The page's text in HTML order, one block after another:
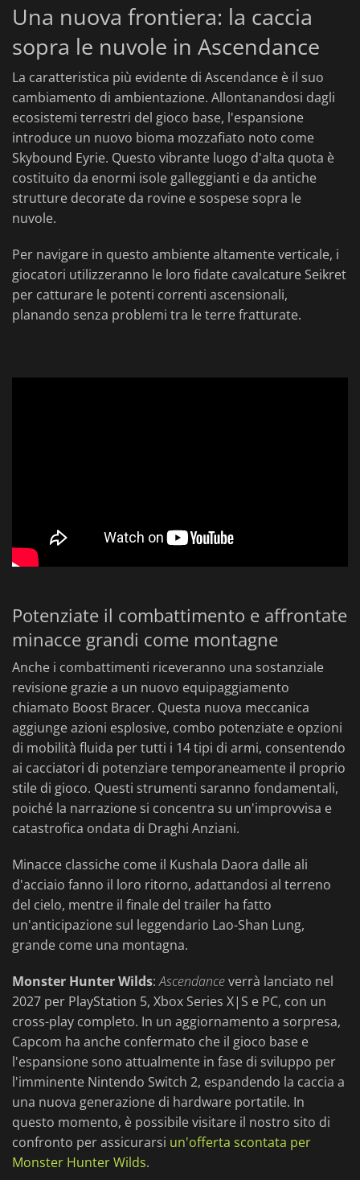
Una nuova frontiera: la caccia
sopra le nuvole in Ascendance
La caratteristica più evidente di Ascendance è il suo
cambiamento di ambientazione. Allontanandosi dagli
ecosistemi terrestri del gioco base, l'espansione
introduce un nuovo bioma mozzafiato noto come
Skybound Eyrie. Questo vibrante luogo d'alta quota è
costituito da enormi isole galleggianti e da antiche
strutture decorate da rovine e sospese sopra le
nuvole.
Per navigare in questo ambiente altamente verticale, i
giocatori utilizzeranno le loro fidate cavalcature Seikret
per catturare le potenti correnti ascensionali,
planando senza problemi tra le terre fratturate.
Potenziate il combattimento e affrontate
minacce grandi come montagne
Anche i combattimenti riceveranno una sostanziale
revisione grazie a un nuovo equipaggiamento
chiamato Boost Bracer. Questa nuova meccanica
aggiunge azioni esplosive, combo potenziate e opzioni
di mobilità fluida per tutti i 14 tipi di armi, consentendo
ai cacciatori di potenziare temporaneamente il proprio
stile di gioco. Questi strumenti saranno fondamentali,
poiché la narrazione si concentra su un'improvvisa e
catastrofica ondata di Draghi Anziani.
Minacce classiche come il Kushala Daora dalle ali
d'acciaio fanno il loro ritorno, adattandosi al terreno
del cielo, mentre il finale del trailer ha fatto
un'anticipazione sul leggendario Lao-Shan Lung,
grande come una montagna.
Monster Hunter Wilds:Ascendanceverrà lanciato nel
2027 per PlayStation 5, Xbox Series X|S e PC, con un
cross-play completo. In un aggiornamento a sorpresa,
Capcom ha anche confermato che il gioco base e
l'espansione sono attualmente in fase di sviluppo per
l'imminente Nintendo Switch 2, espandendo la caccia a
una nuova generazione di hardware portatile. In
questo momento, è possibile visitare il nostro sito di
confronto per assicurarsi un'offerta scontata per
Monster Hunter Wilds.